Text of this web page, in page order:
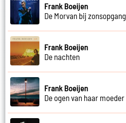
Frank Boeijen
De Morvan bij zonsopgang
Frank Boeijen
De nachten
Frank Boeijen
De ogen van haar moeder